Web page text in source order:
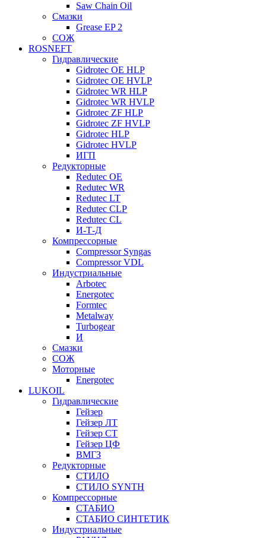
Saw Chain Oil
Смазки
Grease EP 2
СОЖ
ROSNEFT
Гидравлические
Gidrotec OE HLP
Gidrotec OE HVLP
Gidrotec WR HLP
Gidrotec WR HVLP
Gidrotec ZF HLP
Gidrotec ZF HVLP
Gidrotec HLP
Gidrotec HVLP
ИГП
Редукторные
Redutec OE
Redutec WR
Redutec LT
Redutec CLP
Redutec CL
И-Т-Д
Компрессорные
Compressor Syngas
Compressor VDL
Индустриальные
Arbotec
Energotec
Formtec
Metalway
Turbogear
И
Смазки
СОЖ
Моторные
Energotec
LUKOIL
Гидравлические
Гейзер
Гейзер ЛТ
Гейзер СТ
Гейзер ЦФ
ВМГЗ
Редукторные
СТИЛО
СТИЛО SYNTH
Компрессорные
СТАБИО
СТАБИО СИНТЕТИК
Индустриальные